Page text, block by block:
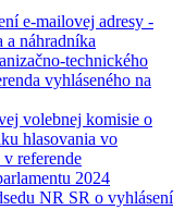
e-mailovej adresy -
a náhradníka
technického
vyhláseného na
volebnej komisie o
hlasovania vo
referende
2024
NR SR o vyhlásení